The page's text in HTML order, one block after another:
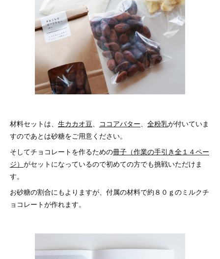
材料セットは、 生カカオ豆、 ココアバター、 全粉乳が付いていま
すのであとは砂糖をご用意ください。
そしてチョコレートを作るための冊子（作業の手引き全１４ペー
ジ） がセットになっているので初めての方でも挑戦いただけま
す。
お砂糖の割合にもよりますが、付属の材料で約８０ｇのミルクチ
ョコレートが作れます。